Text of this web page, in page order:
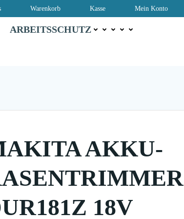
Warenkorb Kasse Mein Konto
ARBEITSSCHUTZ
AKKU-
18V